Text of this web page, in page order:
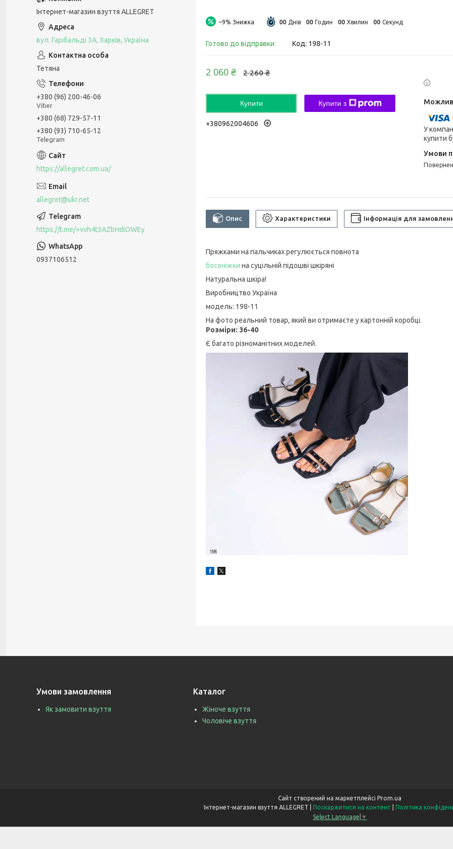
–9% 00 Днів 00 Годин 00 Хвилин 00 Секунд
Готово до відправки Код: 198-11
2 260 ₴
2 060 ₴
Купити Купити з
+380962004606
У
купити
Опис Характеристики Інформація для
Пряжками на пальчиках регулюється повнота
босоніжки на суцільній підошві шкіряні
Натуральна шкіра!
Виробництво Україна
модель: 198-11
На фото реальний товар, який ви отримаєте у картонній коробці.
Розміри: 36-40
Є багато різноманітних моделей.
Інтернет-магазин взуття ALLEGRET
вул. Гарібальді 3А, Харків, Україна
Тетяна
+380 (96) 200-46-06
Viber
+380 (68) 729-57-11
+380 (93) 710-65-12
Telegram
https://allegret.com.ua/
allegret@ukr.net
https://t.me/+vvh4t3AZbHdiOWEy
0937106512
Умови замовлення
Як замовити взуття
Каталог
Жіноче взуття
Чоловіче взуття
Сайт створений на маркетплейсі Prom.ua
Поскаржитися на контент
Політика
Select Language ▼